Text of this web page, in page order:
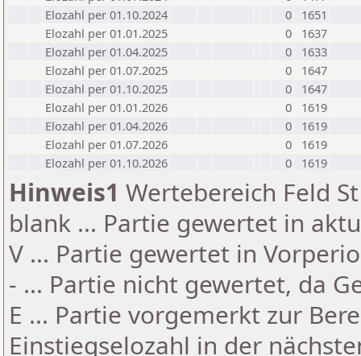
Elozahl per 01.10.2024
0
1651
Elozahl per 01.01.2025
0
1637
Elozahl per 01.04.2025
0
1633
Elozahl per 01.07.2025
0
1647
Elozahl per 01.10.2025
0
1647
Elozahl per 01.01.2026
0
1619
Elozahl per 01.04.2026
0
1619
Elozahl per 01.07.2026
0
1619
Elozahl per 01.10.2026
0 1619
Hinweis1 Wertebereich Feld
blank ... Partie gewertet in
V ... Partie gewertet in
- ... Partie nicht gewertet, da
E ... Partie vorgemerkt zur
Einstiegselozahl in der